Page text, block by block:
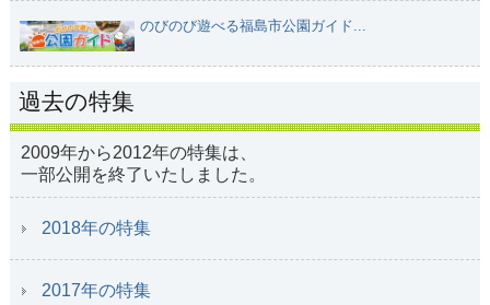
のびのび遊べる福島市公園ガイド...
過去の特集
2009年から2012年の特集は、
一部公開を終了いたしました。
2018年の特集
2017年の特集